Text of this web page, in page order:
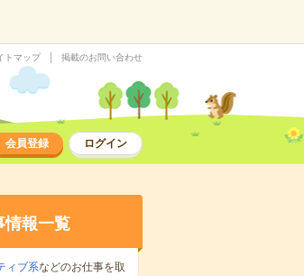
トマップ 掲載のお問い合わせ
会員登録 ログイン
情報一覧
ィブ系などのお仕事を取